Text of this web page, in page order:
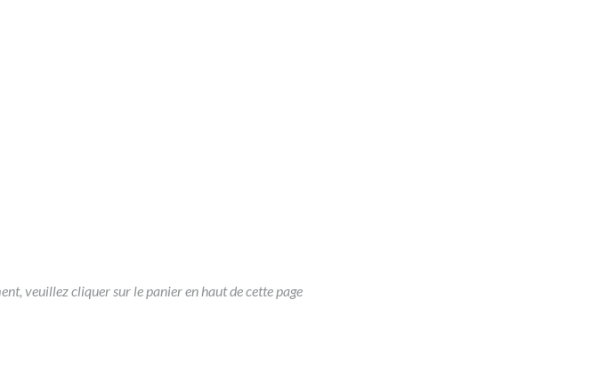
veuillez cliquer sur le panier en haut de cette page